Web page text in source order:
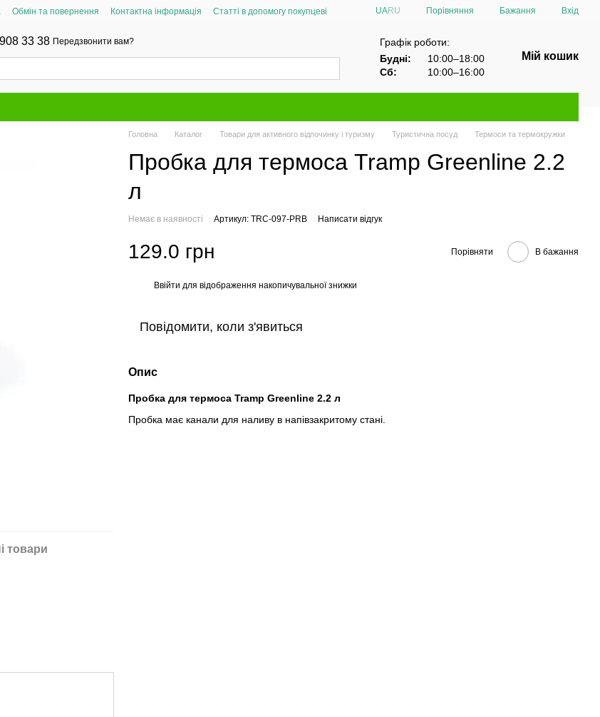
Обмін та повернення Контактна інформація
Статті в допомогу покупцеві
UARU Порівняння Бажання Вхід
33 38 Передзвонити вам?
Графік роботи:
Будні:
10:00–18:00
Сб:
10:00–16:00
Мій кошик
товари
Головна Каталог Товари для активного відпочинку і туризму Туристична посуд Термоси та термокружки
Пробка для термоса Tramp Greenline 2.2
л
Немає в наявності Артикул: TRC-097-PRB Написати відгук
129.0 грн Порівняти В бажання
Ввійти для відображення накопичувальної знижки
Повідомити, коли з'явиться
Опис
Пробка для термоса Tramp Greenline 2.2 л
Пробка має канали для наливу в напівзакритому стані.